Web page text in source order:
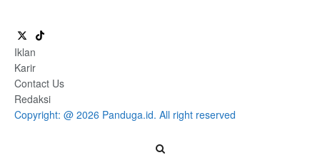
Iklan
Karir
Contact Us
Redaksi
Copyright: @ 2026 Panduga.id. All right reserved